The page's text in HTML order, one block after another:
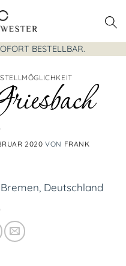
BESTELLBAR.
2020 VON FRANK
Deutschland